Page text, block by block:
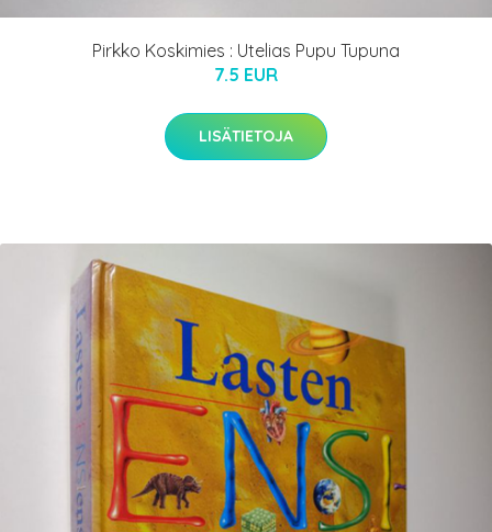
Pirkko Koskimies : Utelias Pupu Tupuna
7.5 EUR
LISÄTIETOJA